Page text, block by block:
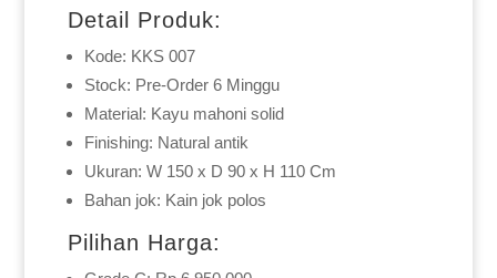
Detail Produk:
Kode: KKS 007
Stock: Pre-Order 6 Minggu
Material: Kayu mahoni solid
Finishing: Natural antik
Ukuran: W 150 x D 90 x H 110 Cm
Bahan jok: Kain jok polos
Pilihan Harga: